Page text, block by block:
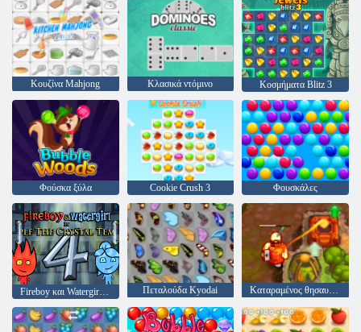
Κουζίνα Mahjong Κλασικά ντόμινο Κοσμήματα Blitz 3
Φούσκα ξύλα Cookie Crush 3 Φουσκάλες
Πεταλούδα Kyodai Καταραμένος θησαυρός 2